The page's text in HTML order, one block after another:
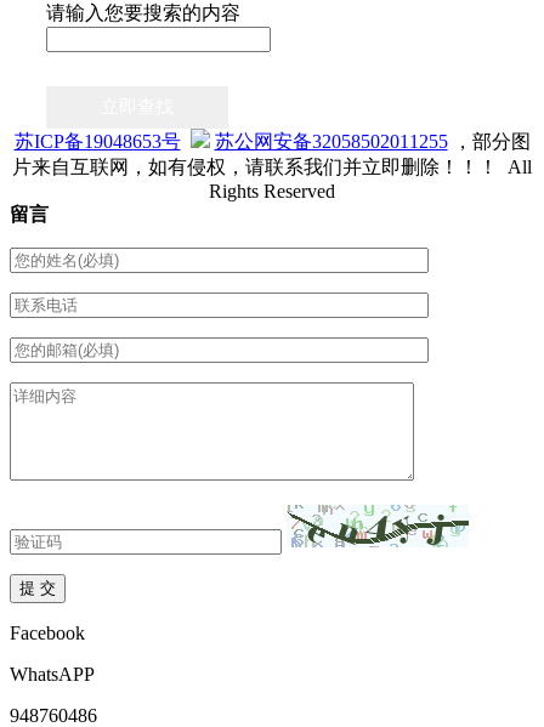
请输入您要搜索的内容
苏ICP备19048653号
苏公网安备32058502011255，部分图
片来自互联网，如有侵权，请联系我们并立即删除！！！ All
Rights Reserved
留言
Facebook
WhatsAPP
948760486